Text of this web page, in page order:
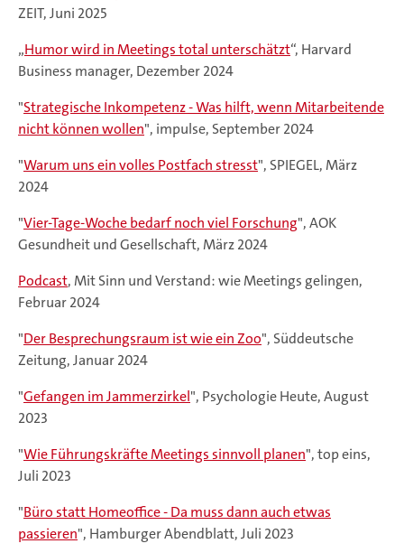
ZEIT, Juni 2025
„Humor wird in Meetings total unterschätzt“, Harvard
Business manager, Dezember 2024
"Strategische Inkompetenz - Was hilft, wenn Mitarbeitende
nicht können wollen", impulse, September 2024
"Warum uns ein volles Postfach stresst", SPIEGEL, März
2024
"Vier-Tage-Woche bedarf noch viel Forschung", AOK
Gesundheit und Gesellschaft, März 2024
Podcast, Mit Sinn und Verstand: wie Meetings gelingen,
Februar 2024
"Der Besprechungsraum ist wie ein Zoo", Süddeutsche
Zeitung, Januar 2024
"Gefangen im Jammerzirkel", Psychologie Heute, August
2023
"Wie Führungskräfte Meetings sinnvoll planen", top eins,
Juli 2023
"Büro statt Homeoffice - Da muss dann auch etwas
passieren", Hamburger Abendblatt, Juli 2023